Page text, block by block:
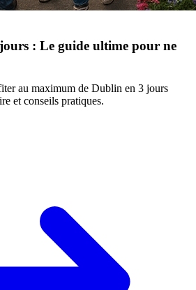
: Le guide ultime pour ne
au maximum de Dublin en 3 jours
et conseils pratiques.